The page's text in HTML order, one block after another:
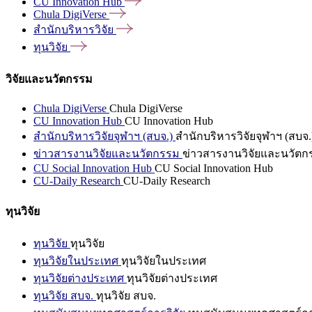
Chula DigiVerse
สำนักบริหารวิจัย
ทุนวิจัย
วิจัยและนวัตกรรม
Chula DigiVerse Chula DigiVerse
CU Innovation Hub CU Innovation Hub
สำนักบริหารวิจัยจุฬาฯ (สบจ.) สำนักบริหารวิจัยจุฬาฯ (สบจ
ข่าวสารงานวิจัยและนวัตกรรม ข่าวสารงานวิจัยและนวัตก
CU Social Innovation Hub CU Social Innovation Hub
CU-Daily Research CU-Daily Research
ทุนวิจัย
ทุนวิจัย ทุนวิจัย
ทุนวิจัยในประเทศ ทุนวิจัยในประเทศ
ทุนวิจัยต่างประเทศ ทุนวิจัยต่างประเทศ
ทุนวิจัย สบจ. ทุนวิจัย สบจ.